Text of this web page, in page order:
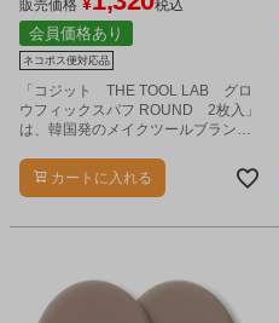
販売価格 ¥ 税込
会員価格あり
ネコポス便対応品
「コジット THE TOOL LAB グロ
ウフィックスパフ ROUND 2枚入」
は、韓国発のメイクツールブランド
です。
カートに入れる